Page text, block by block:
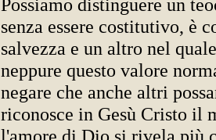
Possiamo distinguere un
senza essere costitutivo, è
salvezza e un altro nel
neppure questo valore
negare che anche altri
riconosce in Gesù Cristo il
l'amore di Dio si rivela più